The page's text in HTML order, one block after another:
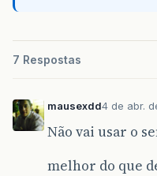
7 Respostas
mausexdd4 de abr.
Não vai usar o
melhor do que